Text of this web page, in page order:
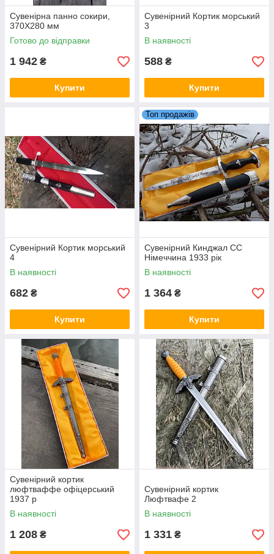
Сувенірна панно сокири,
370Х280 мм
Готово до відправки
1 942 ₴
Купити
Сувенірний Кортик морський
3
В наявності
588 ₴
Купити
Сувенірний Кортик морський
4
В наявності
682 ₴
Купити
Топ продажів
Сувенірний Кинджал СС
Німеччина 1933 рік
В наявності
1 364 ₴
Купити
Сувенірний кортик
люфтваффе офіцерський
1937 р
В наявності
1 208 ₴
Сувенірний кортик
Люфтвафе 2
В наявності
1 331 ₴